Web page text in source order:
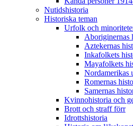
Nutidshistoria
Historiska teman
Urfolk och
Aboriginernas
Aztekernas
Inkafolkets
Mayafolkets
Nordamerikas
Romernas
Samernas
Kvinnohistoria och
Brott och straff förr
Idrottshistoria